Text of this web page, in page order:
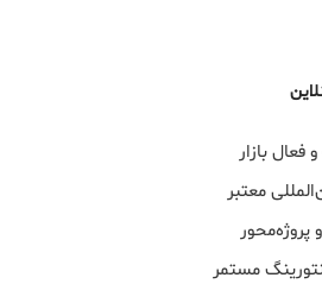
بازار
معتبر
مستمر